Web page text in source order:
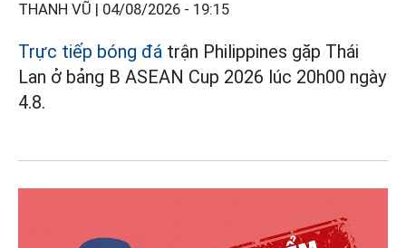
THANH VŨ | 04/08/2026 - 19:15
Trực tiếp bóng đá trận Philippines gặp Thái
Lan ở bảng B ASEAN Cup 2026 lúc 20h00 ngày
4.8.